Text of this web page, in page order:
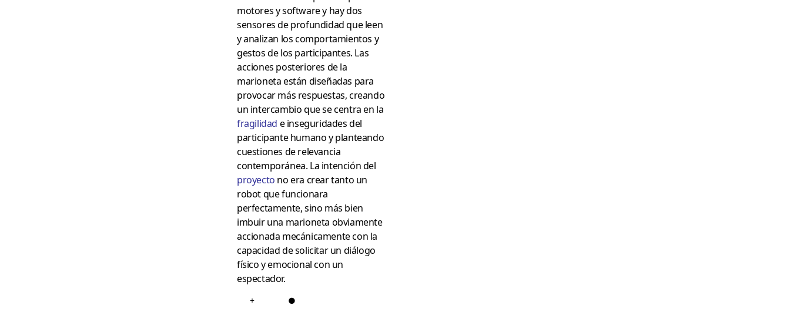
motores y software y hay dos
sensores de profundidad que leen
y analizan los comportamientos y
gestos de los participantes. Las
acciones posteriores de la
marioneta están diseñadas para
provocar más respuestas, creando
un intercambio que se centra en la
fragilidad e inseguridades del
participante humano y planteando
cuestiones de relevancia
contemporánea. La intención del
proyecto no era crear tanto un
robot que funcionara
perfectamente, sino más bien
imbuir una marioneta obviamente
accionada mecánicamente con la
capacidad de solicitar un diálogo
físico y emocional con un
espectador.
+ ●